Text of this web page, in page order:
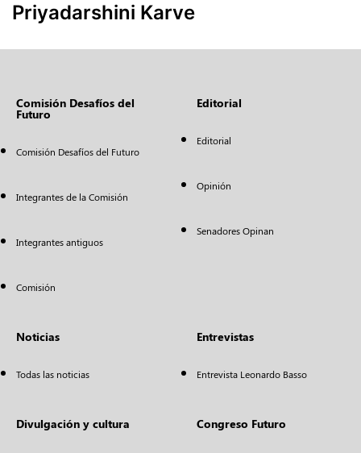
Priyadarshini Karve
Comisión Desafíos del
Futuro
Comisión Desafíos del Futuro
Integrantes de la Comisión
Integrantes antiguos
Comisión
Editorial
Editorial
Opinión
Senadores Opinan
Noticias
Todas las noticias
Entrevistas
Entrevista Leonardo Basso
Divulgación y cultura Congreso Futuro